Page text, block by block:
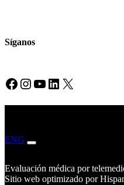
Síganos
Facebook Instagram YouTube LinkedIn X
ENG
Evaluación médica por
Sitio web optimizado por